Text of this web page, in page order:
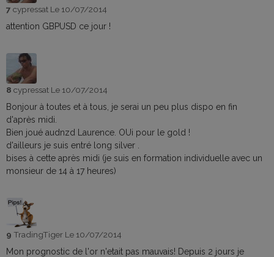
7 cypressat Le 10/07/2014
attention GBPUSD ce jour !
8 cypressat Le 10/07/2014
Bonjour à toutes et à tous, je serai un peu plus dispo en fin
d'après midi.
Bien joué audnzd Laurence. OUi pour le gold !
d'ailleurs je suis entré long silver .
bises à cette après midi (je suis en formation individuelle avec un
monsieur de 14 à 17 heures)
9 TradingTiger Le 10/07/2014
Mon prognostic de l'or n'etait pas mauvais! Depuis 2 jours je